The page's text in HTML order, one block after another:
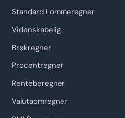
Standard Lommeregner
Videnskabelig
Brøkregner
Procentregner
Renteberegner
Valutaomregner